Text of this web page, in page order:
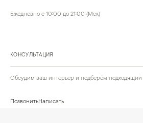
Ежедневно с 10:00 до 21:00 (Мск)
КОНСУЛЬТАЦИЯ
Обсудим ваш интерьер и подберём подходящий
ПозвонитьНаписать